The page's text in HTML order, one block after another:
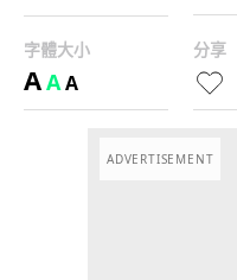
字體大小
AAA
分享
ADVERTISEMENT